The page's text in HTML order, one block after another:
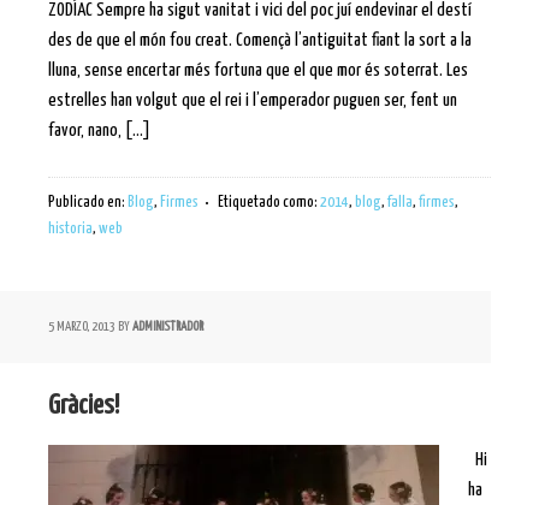
ZODÍAC Sempre ha sigut vanitat i vici del poc juí endevinar el destí
des de que el món fou creat. Començà l’antiguitat fiant la sort a la
lluna, sense encertar més fortuna que el que mor és soterrat. Les
estrelles han volgut que el rei i l’emperador puguen ser, fent un
favor, nano, […]
Publicado en: Blog, Firmes Etiquetado como: 2014, blog, falla, firmes,
historia, web
5 MARZO, 2013 BY ADMINISTRADOR
Gràcies!
Hi
ha